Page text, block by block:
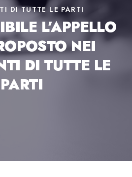
DI TUTTE LE PARTI
L’APPELLO
NEI
DI TUTTE LE
PARTI